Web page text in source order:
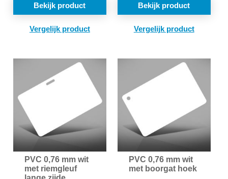
Bekijk product
TOEVOEGEN
VERGELIJKEN
Bekijk product
PVC 0,76 mm wit
met riemgleuf
PVC 0,76 mm wit
met boorgat hoek